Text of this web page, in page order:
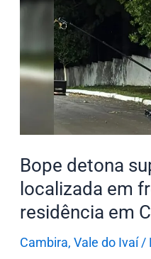
Bope detona
localizada em
residência em
Cambira, Vale do Ivaí/
detona
suposta
bomba
localizada
a
residência
em
Cambira